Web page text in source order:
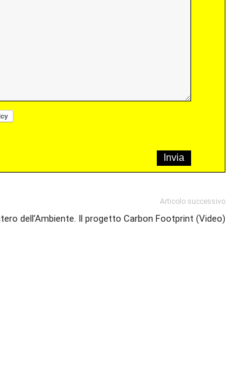
Articolo successivo
dell’Ambiente. Il progetto Carbon Footprint (Video)